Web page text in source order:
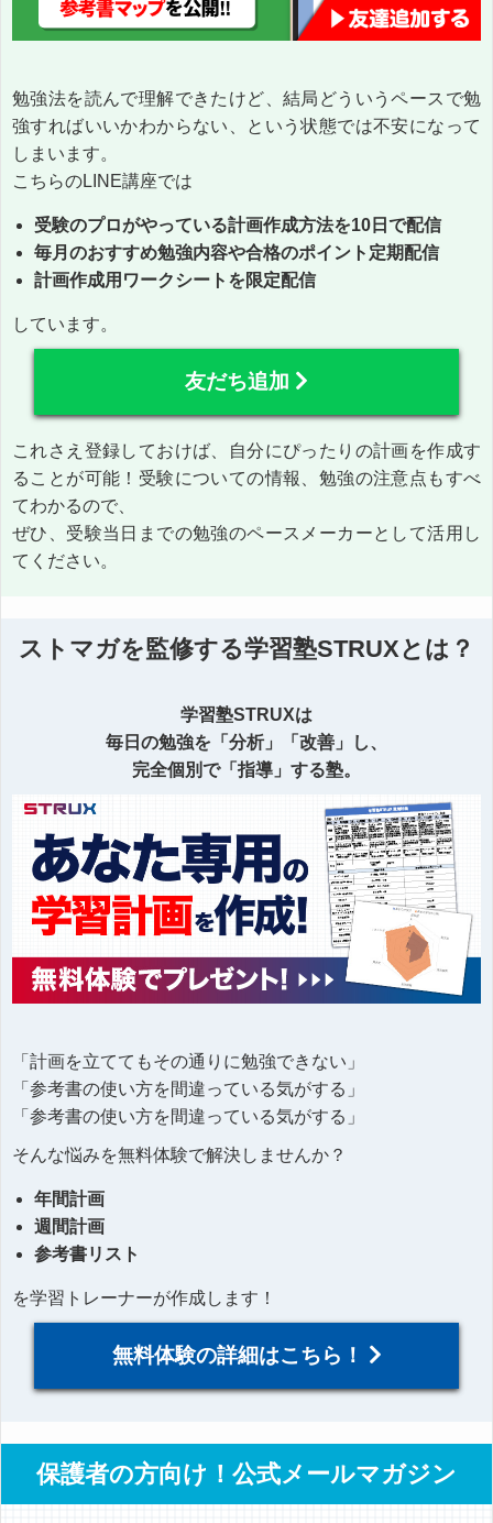
勉強法を読んで理解できたけど、結局どういうペースで勉
強すればいいかわからない、という状態では不安になって
しまいます。
こちらのLINE講座では
受験のプロがやっている計画作成方法を10日で配信
毎月のおすすめ勉強内容や合格のポイント定期配信
計画作成用ワークシートを限定配信
しています。
友だち追加
これさえ登録しておけば、自分にぴったりの計画を作成す
ることが可能！受験についての情報、勉強の注意点もすべ
てわかるので、
ぜひ、受験当日までの勉強のペースメーカーとして活用し
てください。
ストマガを監修する学習塾STRUXとは？
学習塾STRUXは
毎日の勉強を「分析」「改善」し、
完全個別で「指導」する塾。
「計画を立ててもその通りに勉強できない」
「参考書の使い方を間違っている気がする」
「参考書の使い方を間違っている気がする」
そんな悩みを無料体験で解決しませんか？
年間計画
週間計画
参考書リスト
を学習トレーナーが作成します！
無料体験の詳細はこちら！
保護者の方向け！公式メールマガジン